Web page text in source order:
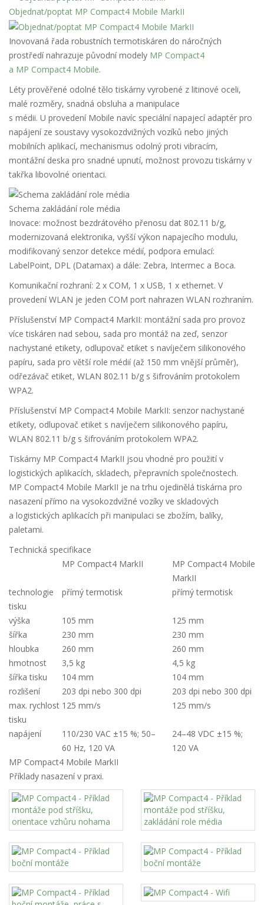
Objednat/poptat MP Compact4 Mobile MarkII
Inovovaná řada robustních termotiskáren do náročných
prostředí nahrazuje původní modely MP Compact4
a MP Compact4 Mobile.
Léty prověřené odolné tělo tiskárny vyrobené z litinové oceli,
malé rozměry, snadná obsluha a manipulace
s médii. U provedení Mobile navíc speciální napajecí adaptér pro
napájení ze soustavy vysokozdvižných vozíků nebo jiných
mobilních aplikací, mechanismus odolný proti vibracím,
montážní deska pro snadné upnutí, možnost provozu tiskárny v
takřka libovolné orientaci.
Schema zakládání role média
Inovace: možnost bezdrátového přenosu dat 802.11 b/g,
modernizovaná elektronika, vyšší výkon napajecího modulu,
modifikovaný senzor detekce médií, podpora emulací:
LabelPoint, DPL (Datamax) a dále: Zebra, Intermec a Boca.
Komunikační rozhraní: 2 x COM, 1 x USB, 1 x ethernet. V
provedení WLAN je jeden COM port nahrazen WLAN rozhraním.
Příslušenství MP Compact4 MarkII: montážní sada pro provoz
více tiskáren nad sebou, sada pro montáž na zeď, senzor
nachystané etikety, odlupovač etiket s navíječem silikonového
papíru, sada pro větší role médií (až 150 mm vnější průměr),
odřezávač etiket, WLAN 802.11 b/g s šifrováním protokolem
WPA2.
Příslušenství MP Compact4 Mobile MarkII: senzor nachystané
etikety, odlupovač etiket s navíječem silikonového papíru,
WLAN 802.11 b/g s šifrováním protokolem WPA2.
Tiskárny MP Compact4 MarkII jsou vhodné pro použití v
logistických aplikacích, skladech, přepravních společnostech.
MP Compact4 Mobile MarkII je na trhu ojedinělá tiskárna pro
nasazení přímo na vysokozdvižné vozíky ve skladových
a logistických aplikacích při manipulaci se zbožím, balíky,
paletami.
Technická specifikace
MP Compact4 MarkII
MP Compact4 Mobile
MarkII
technologie
tisku
přímý termotisk přímý termotisk
výška 105 mm
125 mm
šířka
230 mm
230 mm
hloubka
260 mm
260 mm
hmotnost
3,5 kg
4,5 kg
šířka tisku
104 mm
104 mm
rozlišení
203 dpi nebo 300 dpi
203 dpi nebo 300 dpi
max. rychlost
tisku
125 mm/s 125 mm/s
napájení
110/230 VAC ±15 %; 50–
60 Hz, 120 VA
24–48 VDC ±15 %;
120 VA
MP Compact4 Mobile MarkII
Příklady nasazení v praxi.